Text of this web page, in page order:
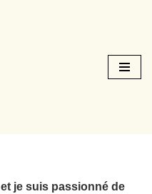
je suis passionné de